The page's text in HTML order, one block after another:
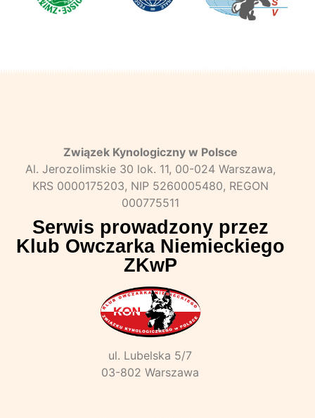
Związek Kynologiczny w Polsce
Al. Jerozolimskie 30 lok. 11, 00-024 Warszawa,
KRS 0000175203, NIP 5260005480, REGON
000775511
Serwis prowadzony przez
Klub Owczarka Niemieckiego
ZKwP
ul. Lubelska 5/7
03-802 Warszawa